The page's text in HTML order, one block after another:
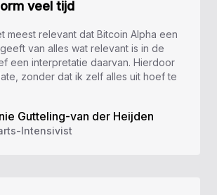
veel tijd
meest relevant dat Bitcoin Alpha een
van alles wat relevant is in de
een interpretatie daarvan. Hierdoor
zonder dat ik zelf alles uit hoef te
Gutteling-van der Heijden
Intensivist